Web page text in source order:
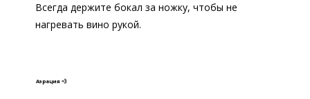
Аэрация 💨
Всегда держите бокал за ножку, чтобы не
нагревать вино рукой.